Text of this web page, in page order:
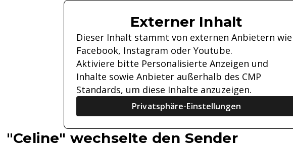
Externer Inhalt
Dieser Inhalt stammt von externen Anbietern wie
Facebook, Instagram oder Youtube.
Aktiviere bitte Personalisierte Anzeigen und
Inhalte sowie Anbieter außerhalb des CMP
Standards, um diese Inhalte anzuzeigen.
Privatsphäre-Einstellungen
"Celine" wechselte den Sender